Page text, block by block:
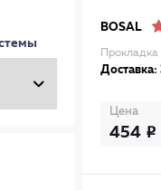
BOSAL
Доставка:
Цена
454